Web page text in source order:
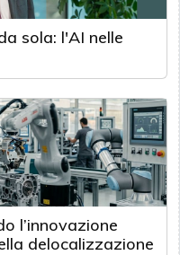
sola: l'AI nelle
l’innovazione
delocalizzazione